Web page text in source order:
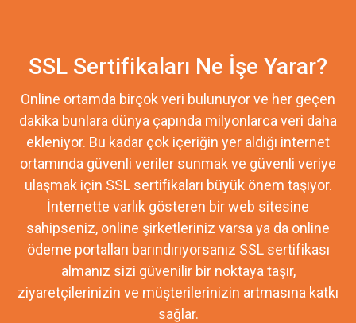
SSL Sertifikaları Ne İşe Yarar?
Online ortamda birçok veri bulunuyor ve her geçen
dakika bunlara dünya çapında milyonlarca veri daha
ekleniyor. Bu kadar çok içeriğin yer aldığı internet
ortamında güvenli veriler sunmak ve güvenli veriye
ulaşmak için SSL sertifikaları büyük önem taşıyor.
İnternette varlık gösteren bir web sitesine
sahipseniz, online şirketleriniz varsa ya da online
ödeme portalları barındırıyorsanız SSL sertifikası
almanız sizi güvenilir bir noktaya taşır,
ziyaretçilerinizin ve müşterilerinizin artmasına katkı
sağlar.